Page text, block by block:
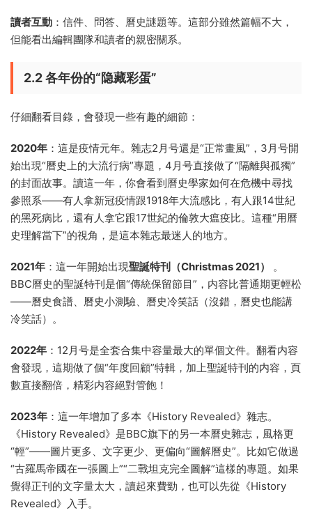
讀者互動 ：信件、問答、曆史謎題等。這部分雖然篇幅不大，
但能看出編輯團隊和讀者的親密關系。
2.2 各年份的“隐藏彩蛋”
仔細翻看目錄，會發現一些有趣的細節：
2020年 ：這是疫情元年。雜志2月号還是“正常畫風”，3月号開
始出現“曆史上的大流行病”專題，4月号直接做了“隔離與孤獨”
的封面故事。讀這一年，你會看到曆史學家如何在危機中尋找
參照系——有人拿新冠疫情跟1918年大流感比，有人跟14世紀
的黑死病比，還有人拿它跟17世紀的倫敦大瘟疫比。這種“用曆
史理解當下”的視角，是這本雜志最迷人的地方。
2021年 ：這一年開始出現聖誕特刊（Christmas 2021）
。
BBC曆史的聖誕特刊是個“傳統保留節目”，内容比普通期更輕松
——曆史食譜、曆史小測驗、曆史冷笑話（沒錯，曆史也能講
冷笑話）。
2022年 ：12月号是全套合集中容量最大的單個文件。翻看内容
會發現，這期做了個“年度回顧”特輯，加上聖誕特刊的内容，頁
數直接翻倍，精彩内容絕對管飽！
2023年 ：這一年增加了多本《History Revealed》雜志。
《History Revealed》是BBC旗下的另一本曆史雜志，風格更
“輕”——圖片更多、文字更少、更偏向“圖解曆史”。比如它做過
“古羅馬帝國在一張圖上”“二戰坦克完全圖解”這樣的專題。如果
覺得正刊的文字量太大，讀起來費勁，也可以先從《History
Revealed》入手。